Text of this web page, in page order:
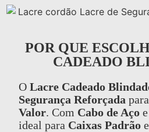
POR QUE
CADEADO
O Lacre Cadeado
Segurança Reforçada para
Valor. Com Cabo de Aço e
ideal para Caixas Padrão e